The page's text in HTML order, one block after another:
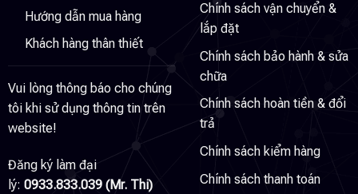
Hướng dẫn mua hàng
Khách hàng thân thiết
Vui lòng thông báo cho chúng
tôi khi sử dụng thông tin trên
website!
Đăng ký làm đại
lý: 0933.833.039 (Mr. Thi)
Chính sách vận chuyển &
lắp đặt
Chính sách bảo hành & sửa
chữa
Chính sách hoàn tiền & đổi
trả
Chính sách kiểm hàng
Chính sách thanh toán